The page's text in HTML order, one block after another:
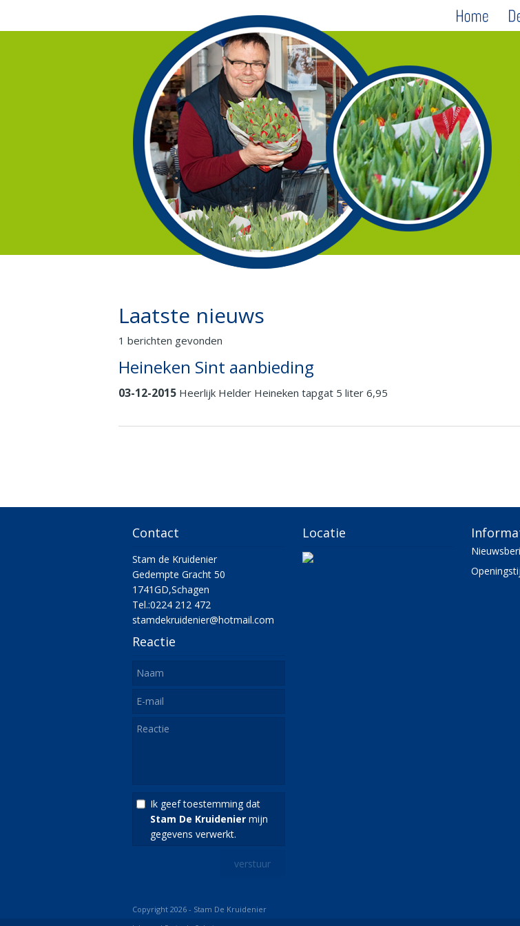
Laatste nieuws
1 berichten gevonden
Heineken Sint aanbieding
03-12-2015 Heerlijk Helder Heineken tapgat 5 liter 6,95
Contact
Stam de Kruidenier
Gedempte Gracht 50
1741GD,Schagen
Tel.:0224 212 472
stamdekruidenier@hotmail.com
Reactie
Ik geef toestemming dat
Stam De Kruidenier mijn
gegevens verwerkt.
Locatie
Copyright 2026 - Stam De Kruidenier